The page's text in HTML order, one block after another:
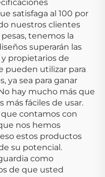
satisfaga al 100 por
nuestros clientes
tenemos la
superarán las
propietarios de
pueden utilizar para
ya sea para ganar
hay mucho más que
más fáciles de usar.
que contamos con
nos hemos
estos productos
su potencial.
como
de que usted